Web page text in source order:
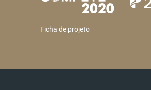
Ficha de projeto